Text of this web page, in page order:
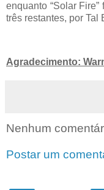
enquanto “Solar
três restantes, por Tal
Agradecimento:
Nenhum
Postar um